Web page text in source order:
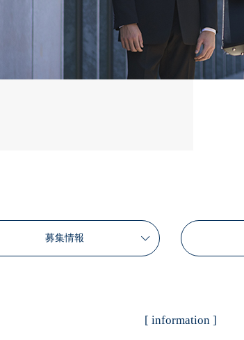
募集情報
[ information ]